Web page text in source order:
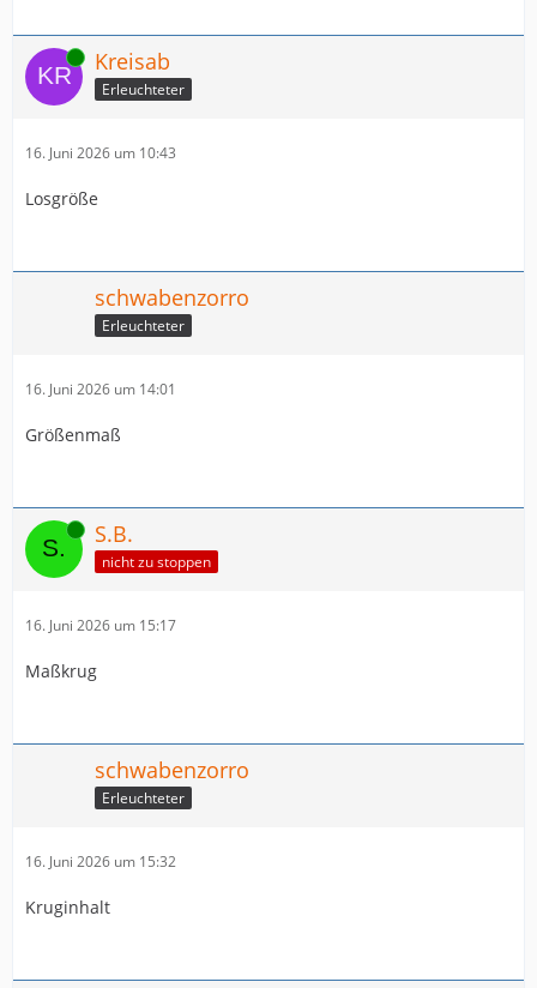
Online Kreisab
Erleuchteter
16. Juni 2026 um 10:43
Losgröße
schwabenzorro
Erleuchteter
16. Juni 2026 um 14:01
Größenmaß
Online S.B.
nicht zu stoppen
16. Juni 2026 um 15:17
Maßkrug
schwabenzorro
Erleuchteter
16. Juni 2026 um 15:32
Kruginhalt